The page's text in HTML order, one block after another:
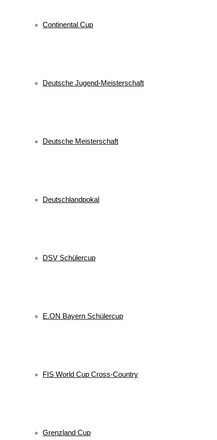
Continental Cup
Deutsche Jugend-Meisterschaft
Deutsche Meisterschaft
Deutschlandpokal
DSV Schülercup
E.ON Bayern Schülercup
FIS World Cup Cross-Country
Grenzland Cup